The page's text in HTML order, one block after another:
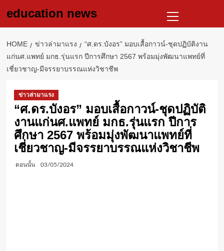
education news
Menu
HOME ข่าวล่ามาแรง
“ศ.ดร.บังอร” มอบเสื้อกาวน์-ชุดปฏิบัติงาน
แก่นศ.แพทย์ มกธ.รุ่นแรก ปีการศึกษา 2567 พร้อมมุ่งพัฒนาแพทย์ที่
เชี่ยวชาญ-มีจรรยาบรรณแห่งวิชาชีพ
ข่าวล่ามาแรง
“ศ.ดร.บังอร” มอบเสื้อกาวน์-ชุดปฏิบัติ
งานแก่นศ.แพทย์ มกธ.รุ่นแรก ปีการ
ศึกษา 2567 พร้อมมุ่งพัฒนาแพทย์ที่
เชี่ยวชาญ-มีจรรยาบรรณแห่งวิชาชีพ
ตอนนั้น 03/05/2024